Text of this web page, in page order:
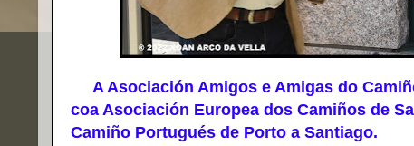
A Asociación Amigos e Amigas do
coa Asociación Europea dos Camiños de
Camiño Portugués de Porto a Santiago.